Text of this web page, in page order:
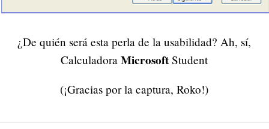
¿De quién será esta perla de la usabilidad? Ah, sí,
CalculadoraMicrosoft Student
(¡Gracias por la captura, Roko!)